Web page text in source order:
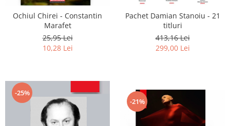
Ochiul Chirei - Constantin
Marafet
25,95 Lei
10,28 Lei
Pachet Damian Stanoiu - 21
titluri
413,16 Lei
299,00 Lei
-25%
-21%